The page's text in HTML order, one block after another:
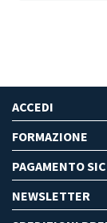
ACCEDI
FORMAZIONE
PAGAMENTO
NEWSLETTER